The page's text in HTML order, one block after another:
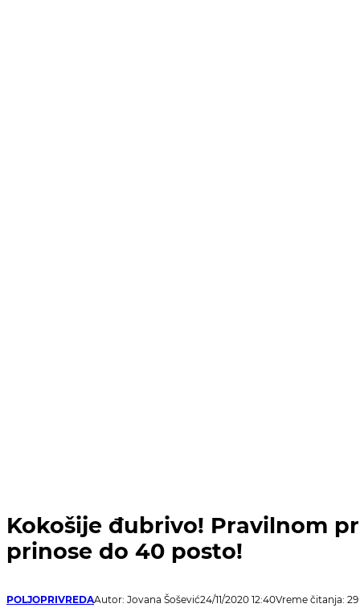
Kokošije đubrivo! Pravilnom
prinose do 40 posto!
POLJOPRIVREDAAutor: Jovana Šošević24/11/2020 12:40Vreme čitanja: